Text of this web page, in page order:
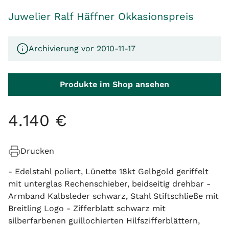
Juwelier Ralf Häffner Okkasionspreis
Archivierung vor 2010-11-17
Produkte im Shop ansehen
4.140 €
Drucken
- Edelstahl poliert, Lünette 18kt Gelbgold geriffelt
mit unterglas Rechenschieber, beidseitig drehbar -
Armband Kalbsleder schwarz, Stahl Stiftschließe mit
Breitling Logo - Zifferblatt schwarz mit
silberfarbenen guillochierten Hilfszifferblättern,